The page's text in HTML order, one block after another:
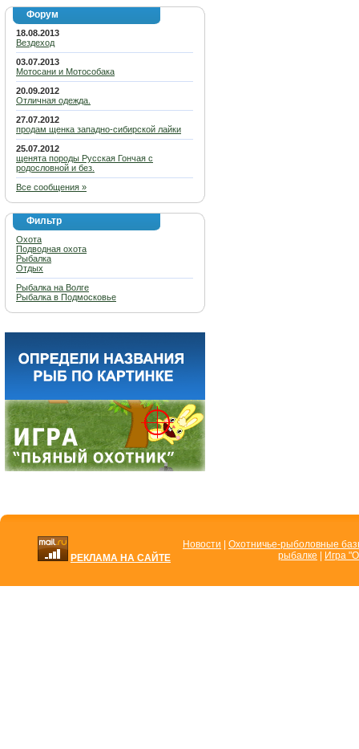
Форум
18.08.2013
Вездеход
03.07.2013
Мотосани и Мотособака
20.09.2012
Отличная одежда.
27.07.2012
продам щенка западно-сибирской лайки
25.07.2012
щенята породы Русская Гончая с
родословной и без.
Все сообщения »
Фильтр
Охота
Подводная охота
Рыбалка
Отдых
Рыбалка на Волге
Рыбалка в Подмосковье
РЕКЛАМА НА САЙТЕ
Новости
Охотничье-рыболовные
рыбалке
Игра